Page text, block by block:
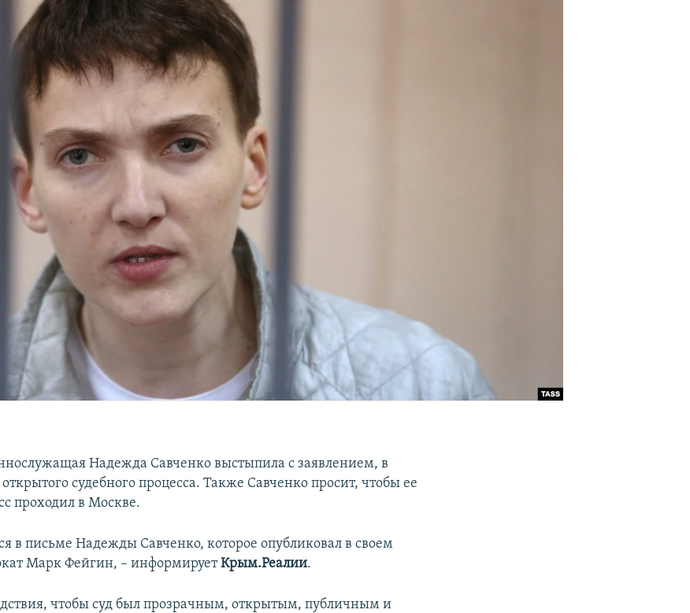
Надежда Савченко выстыпила с заявлением, в
судебного процесса. Также Савченко просит, чтобы ее
проходил в Москве.
в письме Надежды Савченко, которое опубликовал в своем
Марк Фейгин, – информируетКрым.Реалии.
чтобы суд был прозрачным, открытым, публичным и